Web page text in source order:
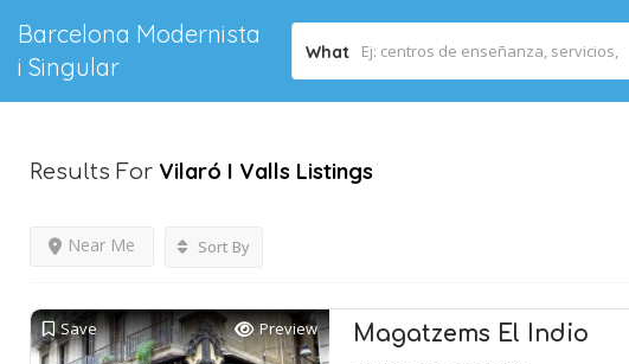
Barcelona Modernista
i Singular
What
Results For Vilaró I Valls Listings
Near Me Sort By
Save Preview Magatzems El Indio